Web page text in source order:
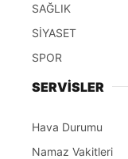
SAĞLIK
SİYASET
SPOR
SERVİSLER
Hava Durumu
Namaz Vakitleri